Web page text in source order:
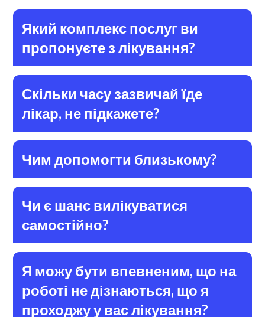
Який комплекс послуг ви
пропонуєте з лікування?
Скільки часу зазвичай їде
лікар, не підкажете?
Чим допомогти близькому?
Чи є шанс вилікуватися
самостійно?
Я можу бути впевненим, що на
роботі не дізнаються, що я
проходжу у вас лікування?